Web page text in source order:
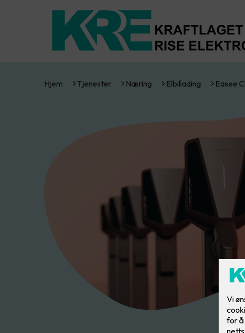
Hjem Tjenester Næring Elbillading Easee